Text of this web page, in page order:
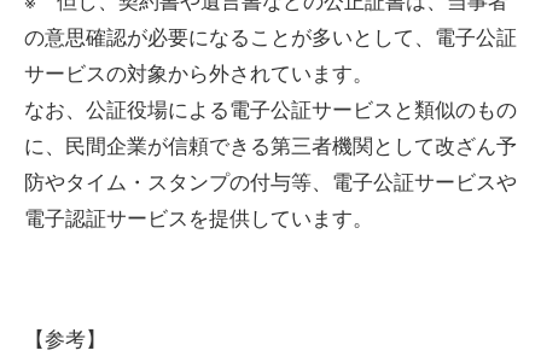
の意思確認が必要になることが多いとして、電子公証
サービスの対象から外されています。
なお、公証役場による電子公証サービスと類似のもの
に、民間企業が信頼できる第三者機関として改ざん予
防やタイム・スタンプの付与等、電子公証サービスや
電子認証サービスを提供しています。
【参考】